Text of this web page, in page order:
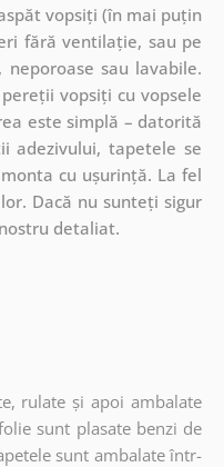
vopsiți (în mai puțin
fără ventilație, sau pe
neporoase sau lavabile.
vopsiți cu vopsele
este simplă – datorită
adezivului, tapetele se
cu ușurință. La fel
Dacă nu sunteți sigur
detaliat.
rulate și apoi ambalate
sunt plasate benzi de
sunt ambalate într-